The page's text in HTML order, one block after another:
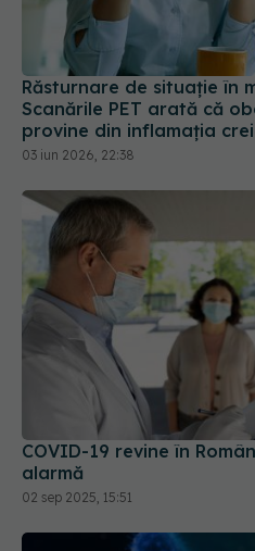
Răsturnare de situație în
Scanările PET arată că
provine din inflamația
03 iun 2026, 22:38
COVID-19 revine în
02 sep 2025, 15:51